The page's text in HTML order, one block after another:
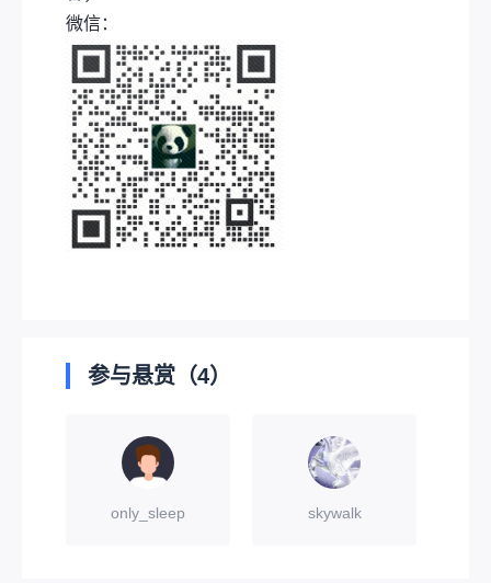
微信：
参与悬赏（4）
only_sleep skywalk